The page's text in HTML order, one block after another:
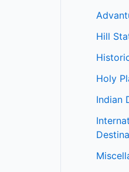
Hill
Holy
Indian